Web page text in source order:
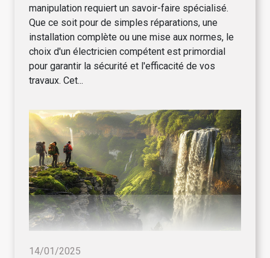
manipulation requiert un savoir-faire spécialisé.
Que ce soit pour de simples réparations, une
installation complète ou une mise aux normes, le
choix d'un électricien compétent est primordial
pour garantir la sécurité et l'efficacité de vos
travaux. Cet...
14/01/2025